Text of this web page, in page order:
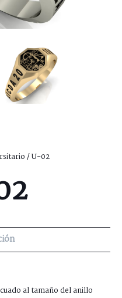
/ U-02
al tamaño del anillo